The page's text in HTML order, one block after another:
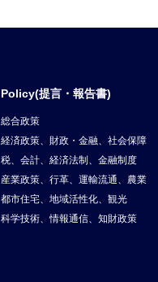
Policy(提言・報告書)
総合政策
経済政策、財政・金融、社会保障
税、会計、経済法制、金融制度
産業政策、行革、運輸流通、農業
都市住宅、地域活性化、観光
科学技術、情報通信、知財政策